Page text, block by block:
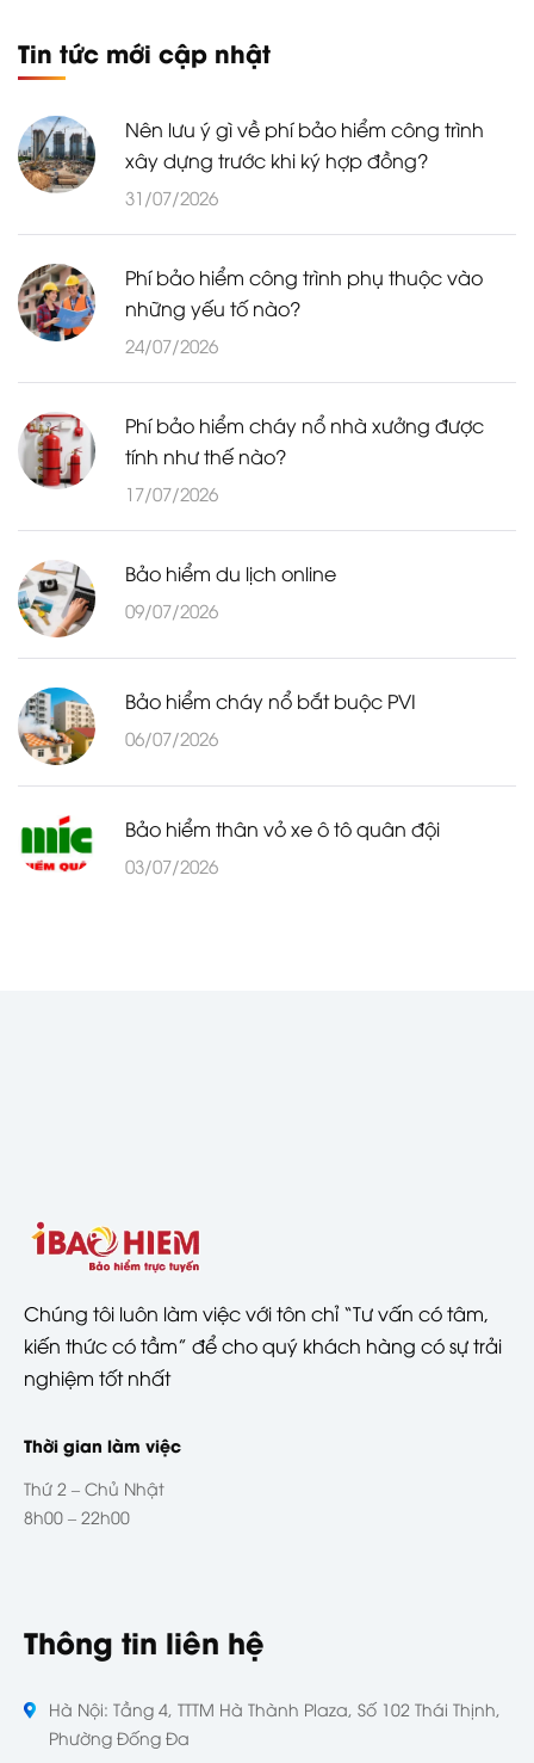
Tin tức mới cập nhật
Nên lưu ý gì về phí bảo hiểm công trình
xây dựng trước khi ký hợp đồng?
31/07/2026
Phí bảo hiểm công trình phụ thuộc vào
những yếu tố nào?
24/07/2026
Phí bảo hiểm cháy nổ nhà xưởng được
tính như thế nào?
17/07/2026
Bảo hiểm du lịch online
09/07/2026
Bảo hiểm cháy nổ bắt buộc PVI
06/07/2026
Bảo hiểm thân vỏ xe ô tô quân đội
03/07/2026
Chúng tôi luôn làm việc với tôn chỉ “Tư vấn có tâm,
kiến thức có tầm” để cho quý khách hàng có sự trải
nghiệm tốt nhất
Thời gian làm việc
Thứ 2 – Chủ Nhật
8h00 – 22h00
Thông tin liên hệ
Hà Nội: Tầng 4, TTTM Hà Thành Plaza, Số 102 Thái Thịnh,
Phường Đống Đa